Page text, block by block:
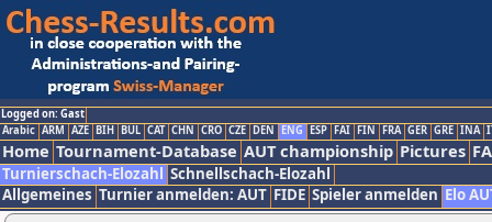
Logged on: Gast
Arabic ARM AZE BIH BUL CAT CHN CRO CZE DEN ENG ESP FAI FIN FRA GER GRE INA
Home Tournament-Database AUT championship Pictures
Turnierschach-Elozahl Schnellschach-Elozahl
Allgemeines Turnier anmelden: AUT FIDE Spieler anmelden Elo